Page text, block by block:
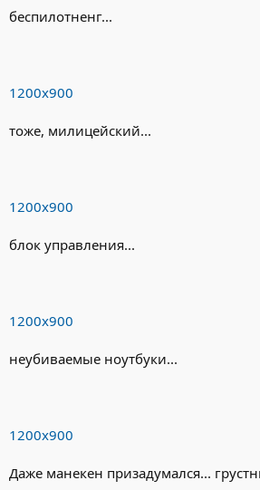
беспилотненг...
1200х900
тоже, милицейский...
1200х900
блок управления...
1200х900
неубиваемые ноутбуки...
1200х900
Даже манекен призадумался...